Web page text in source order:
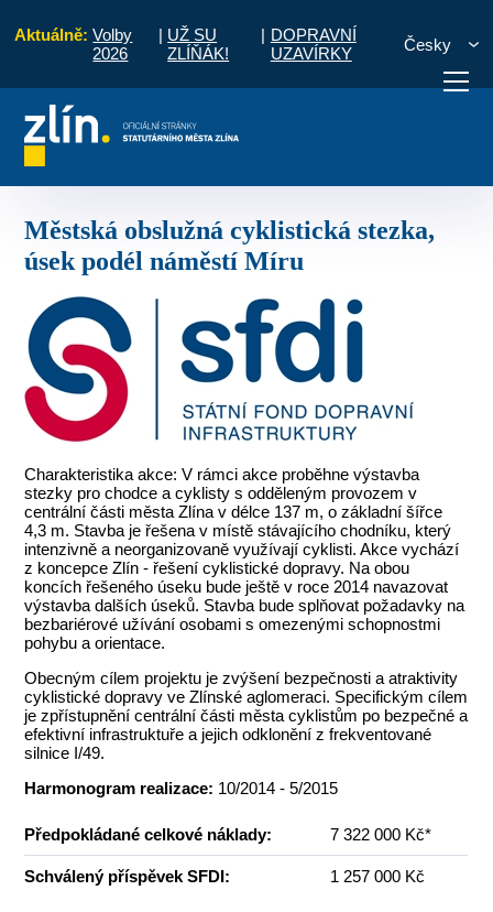
Aktuálně: Volby
2026
| UŽ SU
ZLÍŇÁK!
| DOPRAVNÍ
UZAVÍRKY
Česky
vyřídit Potřebuji zaplatit Diskuzní
Městská obslužná cyklistická stezka,
úsek podél náměstí Míru
Charakteristika akce: V rámci akce proběhne výstavba
stezky pro chodce a cyklisty s odděleným provozem v
centrální části města Zlína v délce 137 m, o základní šířce
4,3 m. Stavba je řešena v místě stávajícího chodníku, který
intenzivně a neorganizovaně využívají cyklisti. Akce vychází
z koncepce Zlín - řešení cyklistické dopravy. Na obou
koncích řešeného úseku bude ještě v roce 2014 navazovat
výstavba dalších úseků. Stavba bude splňovat požadavky na
bezbariérové užívání osobami s omezenými schopnostmi
pohybu a orientace.
Obecným cílem projektu je zvýšení bezpečnosti a atraktivity
cyklistické dopravy ve Zlínské aglomeraci. Specifickým cílem
je zpřístupnění centrální části města cyklistům po bezpečné a
efektivní infrastruktuře a jejich odklonění z frekventované
silnice I/49.
Harmonogram realizace: 10/2014 - 5/2015
Předpokládané celkové náklady: 7 322 000 Kč*
Schválený příspěvek SFDI: 1 257 000 Kč